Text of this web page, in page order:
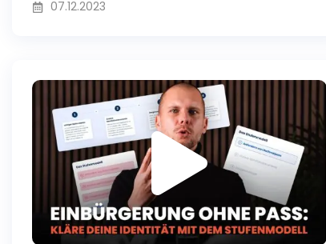
i
r
07.12.2023
R
e